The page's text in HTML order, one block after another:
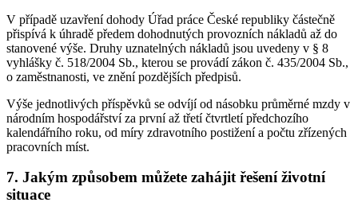
V případě uzavření dohody Úřad práce České republiky částečně
přispívá k úhradě předem dohodnutých provozních nákladů až do
stanovené výše. Druhy uznatelných nákladů jsou uvedeny v § 8
vyhlášky č. 518/2004 Sb., kterou se provádí zákon č. 435/2004 Sb.,
o zaměstnanosti, ve znění pozdějších předpisů.
Výše jednotlivých příspěvků se odvíjí od násobku průměrné mzdy v
národním hospodářství za první až třetí čtvrtletí předchozího
kalendářního roku, od míry zdravotního postižení a počtu zřízených
pracovních míst.
7. Jakým způsobem můžete zahájit řešení životní
situace